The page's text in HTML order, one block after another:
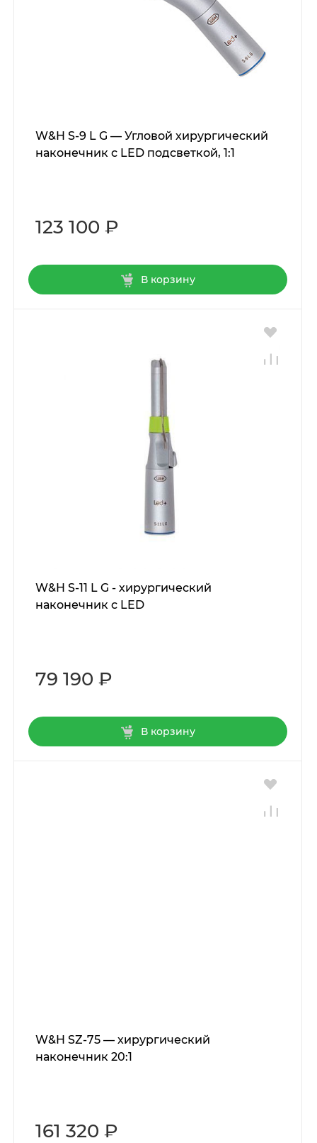
W&H S-9 L G — Угловой хирургический
наконечник с LED подсветкой, 1:1
123 100 ₽
В корзину
W&H S-11 L G - хирургический
наконечник с LED
79 190 ₽
В корзину
W&H SZ-75 — хирургический
наконечник 20:1
161 320 ₽